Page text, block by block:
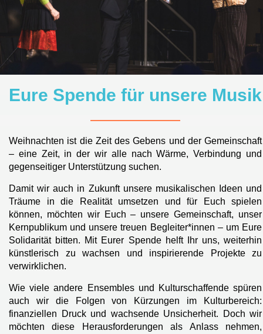
Eure Spende für unsere Musik
Weihnachten ist die Zeit des Gebens und der Gemeinschaft
– eine Zeit, in der wir alle nach Wärme, Verbindung und
gegenseitiger Unterstützung suchen.
Damit wir auch in Zukunft unsere musikalischen Ideen und
Träume in die Realität umsetzen und für Euch spielen
können, möchten wir Euch – unsere Gemeinschaft, unser
Kernpublikum und unsere treuen Begleiter*innen – um Eure
Solidarität bitten. Mit Eurer Spende helft Ihr uns, weiterhin
künstlerisch zu wachsen und inspirierende Projekte zu
verwirklichen.
Wie viele andere Ensembles und Kulturschaffende spüren
auch wir die Folgen von Kürzungen im Kulturbereich:
finanziellen Druck und wachsende Unsicherheit. Doch wir
möchten diese Herausforderungen als Anlass nehmen,